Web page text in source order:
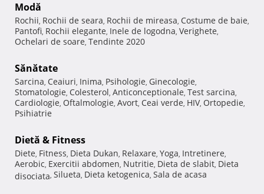
Modă
Rochii, Rochii de seara, Rochii de mireasa, Costume de baie,
Pantofi, Rochii elegante, Inele de logodna, Verighete,
Ochelari de soare, Tendinte 2020
Sănătate
Sarcina, Ceaiuri, Inima, Psihologie, Ginecologie,
Stomatologie, Colesterol, Anticonceptionale, Test sarcina,
Cardiologie, Oftalmologie, Avort, Ceai verde, HIV, Ortopedie,
Psihiatrie
Dietă & Fitness
Diete, Fitness, Dieta Dukan, Relaxare, Yoga, Intretinere,
Aerobic, Exercitii abdomen, Nutritie, Dieta de slabit, Dieta
disociata, Silueta, Dieta ketogenica, Sala de acasa